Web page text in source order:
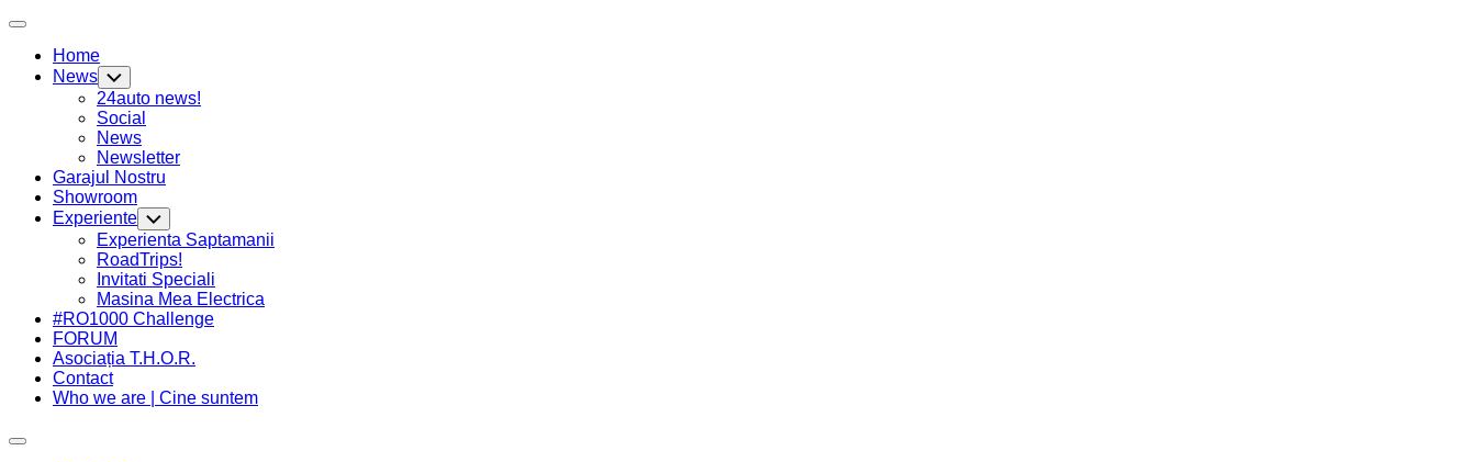
Skip
content
Expand
Home
News Toggle
Child
Menu
24auto news!
Social
News
Newsletter
Garajul Nostru
Showroom
Current
Page:
Experiente Toggle
Child
Menu
Experienta Saptamanii
RoadTrips!
Invitati Speciali
Masina Mea Electrica
#RO1000 Challenge
FORUM
Asociația T.H.O.R.
Contact
Who we are | Cine suntem
Expand